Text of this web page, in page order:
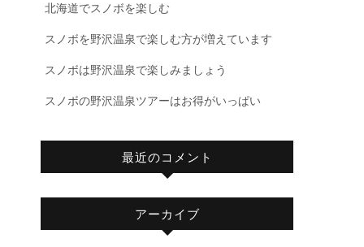
北海道でスノボを楽しむ
スノボを野沢温泉で楽しむ方が増えています
スノボは野沢温泉で楽しみましょう
スノボの野沢温泉ツアーはお得がいっぱい
最近のコメント
アーカイブ